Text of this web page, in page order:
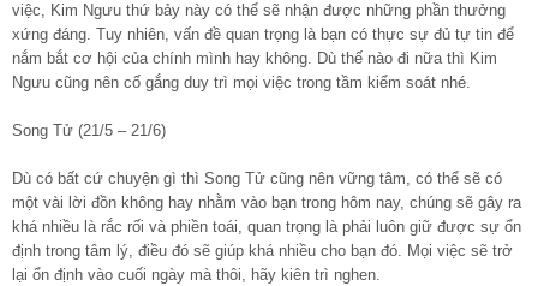
việc, Kim Ngưu thứ bảy này có thể sẽ nhận được những phần thưởng
xứng đáng. Tuy nhiên, vấn đề quan trọng là bạn có thực sự đủ tự tin để
nắm bắt cơ hội của chính mình hay không. Dù thế nào đi nữa thì Kim
Ngưu cũng nên cố gắng duy trì mọi việc trong tầm kiểm soát nhé.
Song Tử (21/5 – 21/6)
Dù có bất cứ chuyện gì thì Song Tử cũng nên vững tâm, có thể sẽ có
một vài lời đồn không hay nhằm vào bạn trong hôm nay, chúng sẽ gây ra
khá nhiều là rắc rối và phiền toái, quan trọng là phải luôn giữ được sự ổn
định trong tâm lý, điều đó sẽ giúp khá nhiều cho bạn đó. Mọi việc sẽ trở
lại ổn định vào cuối ngày mà thôi, hãy kiên trì nghen.